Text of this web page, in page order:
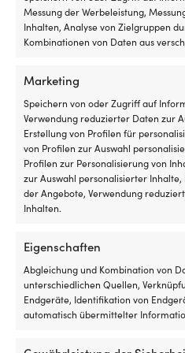
Messung der Werbeleistung,
Inhalten, Analyse von Zielgruppen
Kombinationen von Daten aus
Marketing
Speichern von oder Zugriff auf
Verwendung reduzierter Daten zur
Erstellung von Profilen für
von Profilen zur Auswahl
Profilen zur Personalisierung von
zur Auswahl personalisierter
der Angebote, Verwendung
Inhalten.
Eigenschaften
Abgleichung und Kombination von
unterschiedlichen Quellen,
Endgeräte, Identifikation von
automatisch übermittelter
Zinkanode Tecnoseal 387-
60218-1, für Außenborder,
passend für Tohatsu 40 – 50
UVP17,38€ Ursprünglicher
Preis
war:
17,38 €
14,52€Aktueller
Preis
ist:
14,52 €.
MwSt. inkl.
1 VORRÄTIG (KANN
NACHBESTELLT WERDEN)